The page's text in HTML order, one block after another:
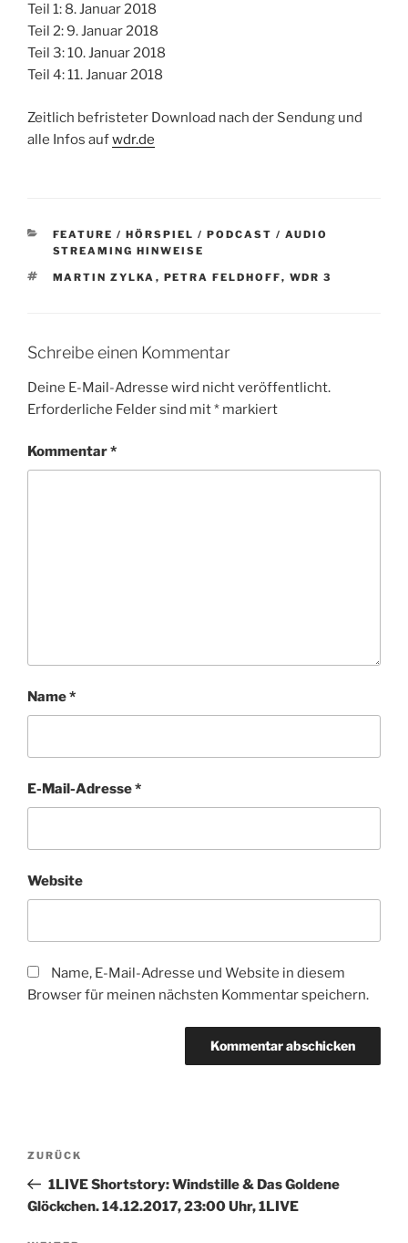
Teil 1: 8. Januar 2018
Teil 2: 9. Januar 2018
Teil 3: 10. Januar 2018
Teil 4: 11. Januar 2018
Zeitlich befristeter Download nach der Sendung und
alle Infos aufwdr.de
KATEGORIEN
FEATURE / HÖRSPIEL / PODCAST / AUDIO
STREAMING HINWEISE
SCHLAGWÖRTER
MARTIN ZYLKA , PETRA FELDHOFF, WDR 3
Schreibe einen Kommentar
Deine E-Mail-Adresse wird nicht veröffentlicht.
Erforderliche Felder sind mit* markiert
Kommentar*
Name*
E-Mail-Adresse*
Website
Name, E-Mail-Adresse und Website in diesem
Browser für meinen nächsten Kommentar speichern.
Beitragsnavigation
Vorheriger
Beitrag
ZURÜCK
1LIVE Shortstory: Windstille & Das Goldene
Glöckchen. 14.12.2017, 23:00 Uhr, 1LIVE